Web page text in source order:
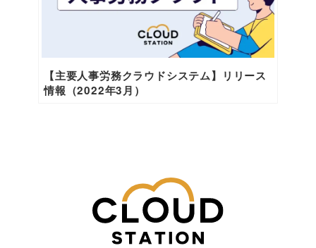
【主要人事労務クラウドシステム】リリース
情報（2022年3月）